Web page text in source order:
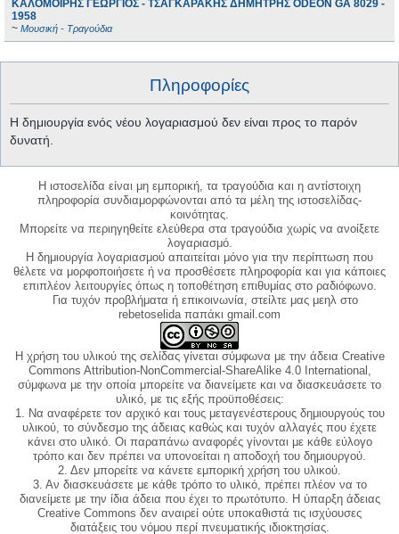
ΚΑΛΟΜΟΙΡΗΣ ΓΕΩΡΓΙΟΣ - ΤΣΑΓΚΑΡΑΚΗΣ ΔΗΜΗΤΡΗΣ ODEON GA 8029 -
1958
~ Μουσική - Τραγούδια
Πληροφορίες
Η δημιουργία ενός νέου λογαριασμού δεν είναι προς το παρόν
δυνατή.
Η ιστοσελίδα είναι μη εμπορική, τα τραγούδια και η αντίστοιχη
πληροφορία συνδιαμορφώνονται από τα μέλη της ιστοσελίδας-
κοινότητας.
Μπορείτε να περιηγηθείτε ελεύθερα στα τραγούδια χωρίς να ανοίξετε
λογαριασμό.
Η δημιουργία λογαριασμού απαιτείται μόνο για την περίπτωση που
θέλετε να μορφοποιήσετε ή να προσθέσετε πληροφορία και για κάποιες
επιπλέον λειτουργίες όπως η τοποθέτηση επιθυμίας στο ραδιόφωνο.
Για τυχόν προβλήματα ή επικοινωνία, στείλτε μας μεηλ στο
rebetoselida παπάκι gmail.com
Η χρήση του υλικού της σελίδας γίνεται σύμφωνα με την άδεια Creative
Commons Attribution-NonCommercial-ShareAlike 4.0 International,
σύμφωνα με την οποία μπορείτε να διανείμετε και να διασκευάσετε το
υλικό, με τις εξής προϋποθέσεις:
1. Να αναφέρετε τον αρχικό και τους μεταγενέστερους δημιουργούς του
υλικού, το σύνδεσμο της άδειας καθώς και τυχόν αλλαγές που έχετε
κάνει στο υλικό. Οι παραπάνω αναφορές γίνονται με κάθε εύλογο
τρόπο και δεν πρέπει να υπονοείται η αποδοχή του δημιουργού.
2. Δεν μπορείτε να κάνετε εμπορική χρήση του υλικού.
3. Αν διασκευάσετε με κάθε τρόπο το υλικό, πρέπει πλέον να το
διανείμετε με την ίδια άδεια που έχει το πρωτότυπο. Η ύπαρξη άδειας
Creative Commons δεν αναιρεί ούτε υποκαθιστά τις ισχύουσες
διατάξεις του νόμου περί πνευματικής ιδιοκτησίας.